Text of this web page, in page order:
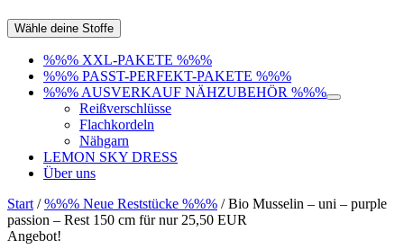
Wähle deine Stoffe
%%% XXL-PAKETE %%%
%%% PASST-PERFEKT-PAKETE %%%
%%% AUSVERKAUF NÄHZUBEHÖR %%%
Reißverschlüsse
Flachkordeln
Nähgarn
LEMON SKY DRESS
Über uns
Start /%%% Neue Reststücke %%% / Bio Musselin – uni – purple
passion – Rest 150 cm für nur 25,50 EUR
Angebot!